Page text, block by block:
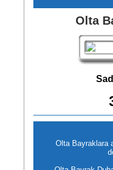
Olta
Olta Bayraklara